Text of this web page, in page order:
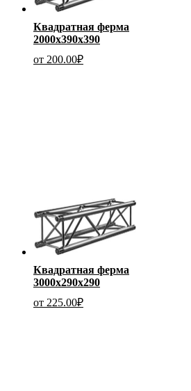
Квадратная ферма
2000х390х390
от 200.00₽
Квадратная ферма
3000х290х290
от 225.00₽